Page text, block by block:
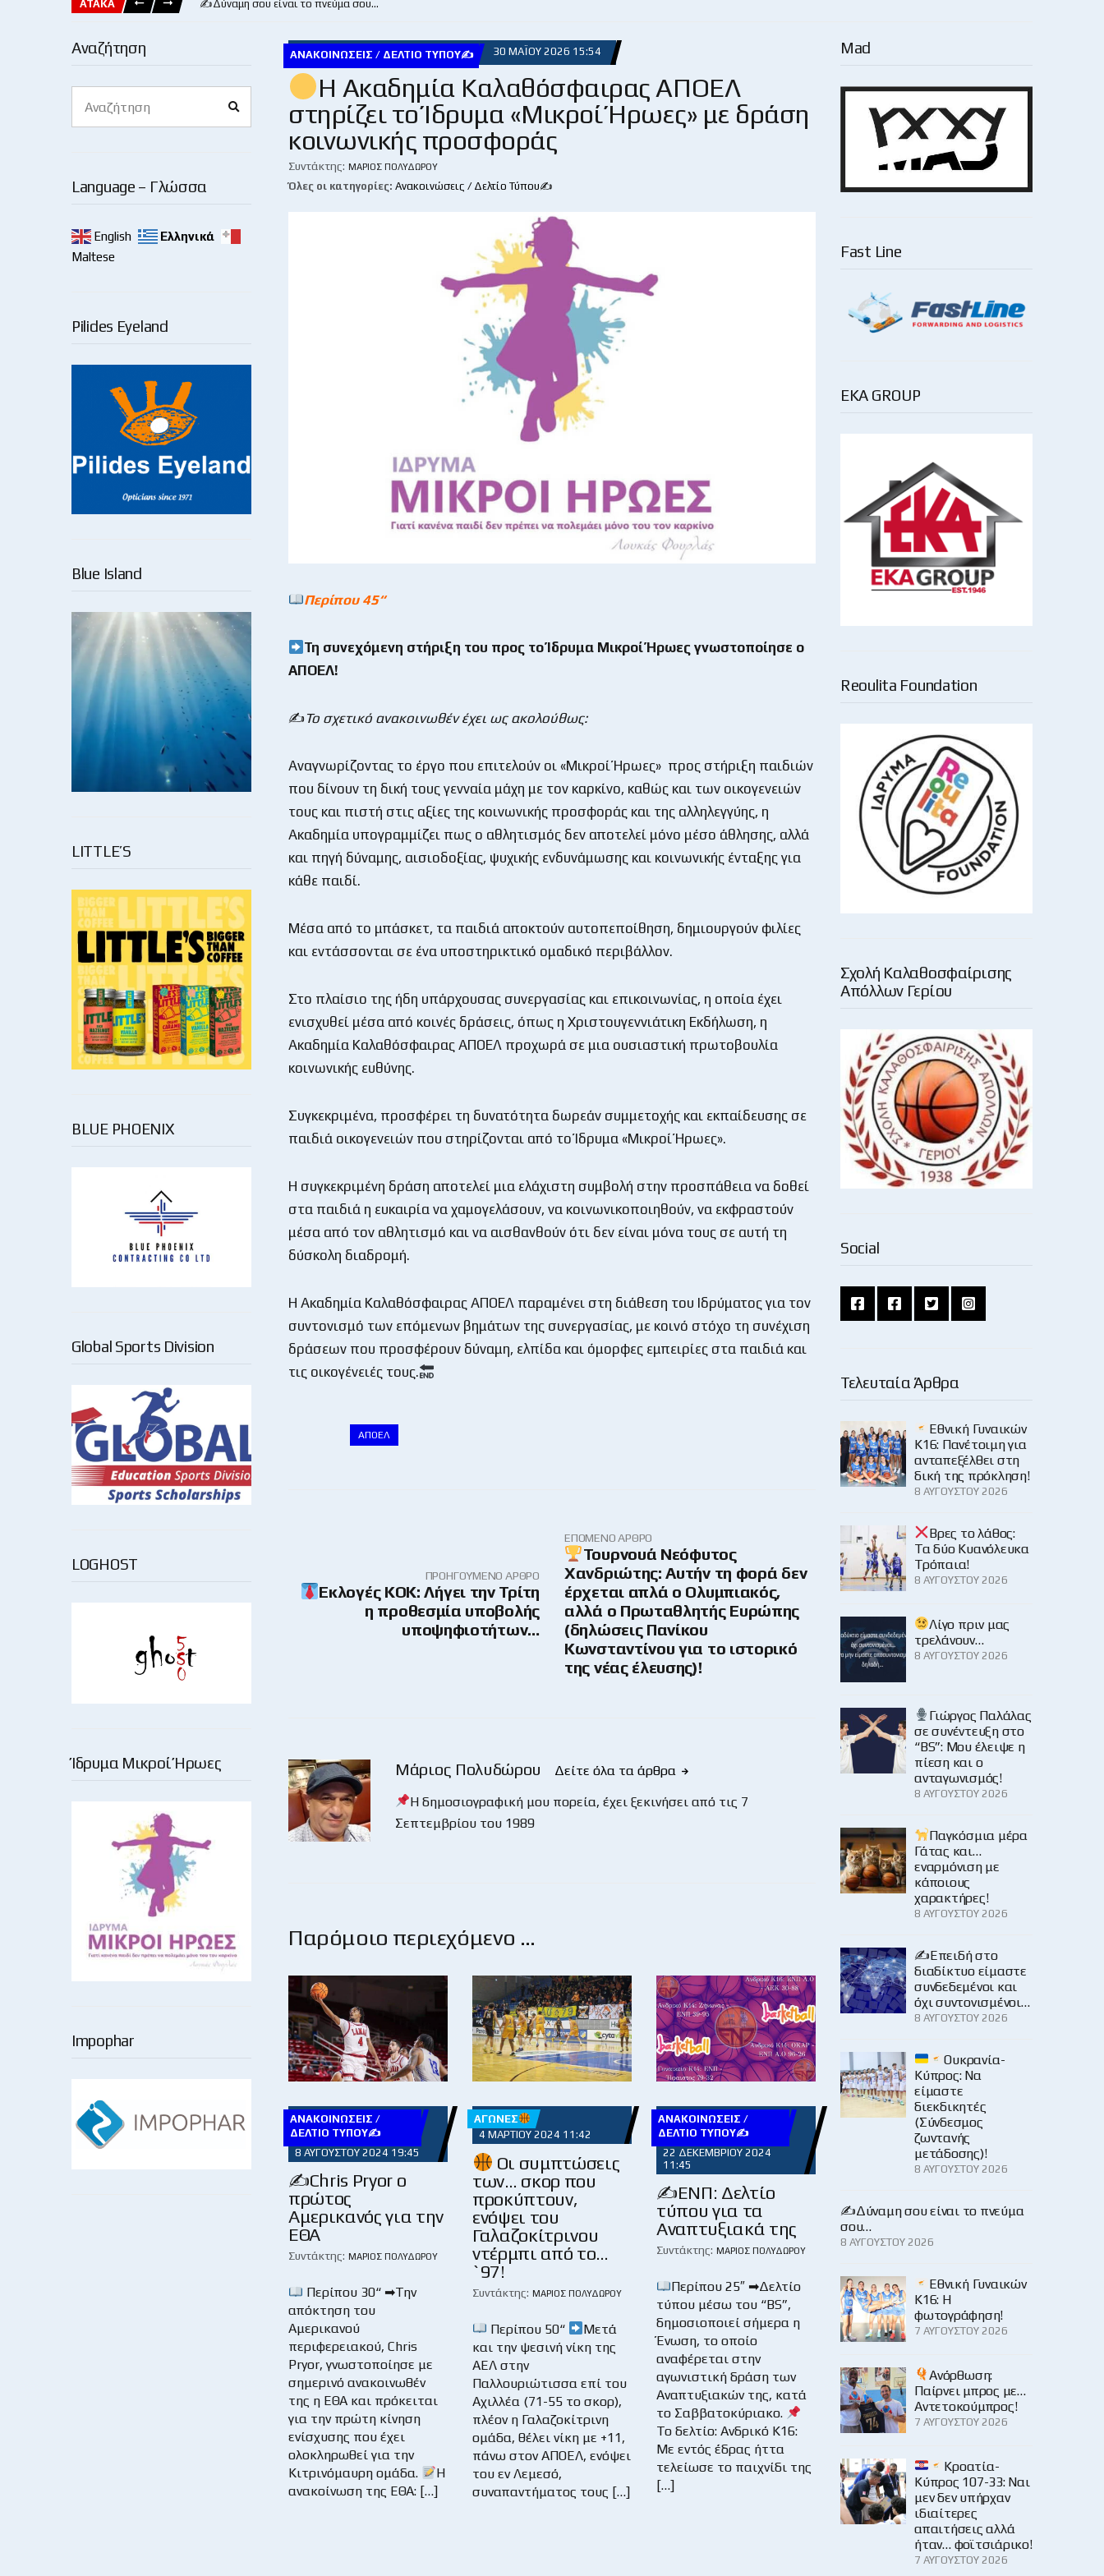
ΑΤΑΚΑ ✍️Δύναμη σου είναι το πνεύμα σου…
Αναζήτηση
for:
Language – Γλώσσα
English
Ελληνικά
Maltese
Pilides Eyeland
Blue Island
LITTLE’S
BLUE PHOENIX
Global Sports Division
LOGHOST
Ίδρυμα Μικροί Ήρωες
Impophar
ΑΝΑΚΟΙΝΏΣΕΙΣ / ΔΕΛΤΊΟ ΤΎΠΟΥ✍ 30 ΜΑΪ́ΟΥ 2026 15:54
Η Ακαδημία Καλαθόσφαιρας ΑΠΟΕΛ
στηρίζει το Ίδρυμα «Μικροί Ήρωες» με δράση
κοινωνικής προσφοράς
Συντάκτης: ΜΆΡΙΟΣ ΠΟΛΥΔΏΡΟΥ
Όλες οι κατηγορίες: Ανακοινώσεις / Δελτίο Τύπου✍
Περίπου 45“
Τη συνεχόμενη στήριξη του προς το Ίδρυμα Μικροί Ήρωες γνωστοποίησε ο
ΑΠΟΕΛ!
✍️Το σχετικό ανακοινωθέν έχει ως ακολούθως:
Αναγνωρίζοντας το έργο που επιτελούν οι «Μικροί Ήρωες» προς στήριξη παιδιών
που δίνουν τη δική τους γενναία μάχη με τον καρκίνο, καθώς και των οικογενειών
τους και πιστή στις αξίες της κοινωνικής προσφοράς και της αλληλεγγύης, η
Ακαδημία υπογραμμίζει πως ο αθλητισμός δεν αποτελεί μόνο μέσο άθλησης, αλλά
και πηγή δύναμης, αισιοδοξίας, ψυχικής ενδυνάμωσης και κοινωνικής ένταξης για
κάθε παιδί.
Μέσα από το μπάσκετ, τα παιδιά αποκτούν αυτοπεποίθηση, δημιουργούν φιλίες
και εντάσσονται σε ένα υποστηρικτικό ομαδικό περιβάλλον.
Στο πλαίσιο της ήδη υπάρχουσας συνεργασίας και επικοινωνίας, η οποία έχει
ενισχυθεί μέσα από κοινές δράσεις, όπως η Χριστουγεννιάτικη Εκδήλωση, η
Ακαδημία Καλαθόσφαιρας ΑΠΟΕΛ προχωρά σε μια ουσιαστική πρωτοβουλία
κοινωνικής ευθύνης.
Συγκεκριμένα, προσφέρει τη δυνατότητα δωρεάν συμμετοχής και εκπαίδευσης σε
παιδιά οικογενειών που στηρίζονται από το Ίδρυμα «Μικροί Ήρωες».
Η συγκεκριμένη δράση αποτελεί μια ελάχιστη συμβολή στην προσπάθεια να δοθεί
στα παιδιά η ευκαιρία να χαμογελάσουν, να κοινωνικοποιηθούν, να εκφραστούν
μέσα από τον αθλητισμό και να αισθανθούν ότι δεν είναι μόνα τους σε αυτή τη
δύσκολη διαδρομή.
Η Ακαδημία Καλαθόσφαιρας ΑΠΟΕΛ παραμένει στη διάθεση του Ιδρύματος για τον
συντονισμό των επόμενων βημάτων της συνεργασίας, με κοινό στόχο τη συνέχιση
δράσεων που προσφέρουν δύναμη, ελπίδα και όμορφες εμπειρίες στα παιδιά και
τις οικογένειές τους.
ΑΠΟΕΛ
ΠΡΟΗΓΟΎΜΕΝΟ ΆΡΘΡΟ
Εκλογές ΚΟΚ: Λήγει την Τρίτη
η προθεσμία υποβολής
υποψηφιοτήτων…
ΕΠΌΜΕΝΟ ΆΡΘΡΟ
Τουρνουά Νεόφυτος
Χανδριώτης: Αυτήν τη φορά δεν
έρχεται απλά ο Ολυμπιακός,
αλλά ο Πρωταθλητής Ευρώπης
(δηλώσεις Πανίκου
Κωνσταντίνου για το ιστορικό
της νέας έλευσης)!
Μάριος Πολυδώρου
Δείτε όλα τα άρθρα
Η δημοσιογραφική μου πορεία, έχει ξεκινήσει από τις 7
Σεπτεμβρίου του 1989
Παρόμοιο περιεχόμενο …
ΑΝΑΚΟΙΝΏΣΕΙΣ /
ΔΕΛΤΊΟ ΤΎΠΟΥ✍
8 ΑΥΓΟΎΣΤΟΥ 2024 19:45
✍Chris Pryor ο
πρώτος
Αμερικανός για την
ΕΘΑ
Συντάκτης: ΜΆΡΙΟΣ ΠΟΛΥΔΏΡΟΥ
Περίπου 30“ ➡Την
απόκτηση του
Αμερικανού
περιφερειακού, Chris
Pryor, γνωστοποίησε με
σημερινό ανακοινωθέν
της η ΕΘΑ και πρόκειται
για την πρώτη κίνηση
ενίσχυσης που έχει
ολοκληρωθεί για την
Κιτρινόμαυρη ομάδα.
Η
ανακοίνωση της ΕΘΑ: […]
ΑΓΏΝΕΣ
4 ΜΑΡΤΊΟΥ 2024 11:42
Οι συμπτώσεις
των… σκορ που
προκύπτουν,
ενόψει του
Γαλαζοκίτρινου
ντέρμπι από το…
`97!
Συντάκτης: ΜΆΡΙΟΣ ΠΟΛΥΔΏΡΟΥ
Περίπου 50“
Μετά
και την ψεσινή νίκη της
ΑΕΛ στην
Παλλουριώτισσα επί του
Αχιλλέα (71-55 το σκορ),
πλέον η Γαλαζοκίτρινη
ομάδα, θέλει νίκη με +11,
πάνω στον ΑΠΟΕΛ, ενόψει
του εν Λεμεσό,
συναπαντήματος τους […]
ΑΝΑΚΟΙΝΏΣΕΙΣ /
ΔΕΛΤΊΟ ΤΎΠΟΥ✍
22 ΔΕΚΕΜΒΡΊΟΥ 2024
11:45
✍ΕΝΠ: Δελτίο
τύπου για τα
Αναπτυξιακά της
Συντάκτης: ΜΆΡΙΟΣ ΠΟΛΥΔΏΡΟΥ
Περίπου 25″ ➡Δελτίο
τύπου μέσω του “BS”,
δημοσιοποιεί σήμερα η
Ένωση, το οποίο
αναφέρεται στην
αγωνιστική δράση των
Αναπτυξιακών της, κατά
το Σαββατοκύριακο.
Το δελτίο: Ανδρικό Κ16:
Με εντός έδρας ήττα
τελείωσε το παιχνίδι της
[…]
Mad
Fast Line
EKA GROUP
Reoulita Foundation
Σχολή Καλαθοσφαίρισης
Απόλλων Γερίου
Social
Τελευταία Άρθρα
Εθνική Γυναικών
Κ16: Πανέτοιμη για
ανταπεξέλθει στη
δική της πρόκληση!
8 ΑΥΓΟΎΣΤΟΥ 2026
Βρες το λάθος:
Τα δύο Κυανόλευκα
Τρόπαια!
8 ΑΥΓΟΎΣΤΟΥ 2026
Λίγο πριν μας
τρελάνουν…
8 ΑΥΓΟΎΣΤΟΥ 2026
Γιώργος Παλάλας
σε συνέντευξη στο
“BS”: Μου έλειψε η
πίεση και ο
ανταγωνισμός!
8 ΑΥΓΟΎΣΤΟΥ 2026
Παγκόσμια μέρα
Γάτας και…
εναρμόνιση με
κάποιους
χαρακτήρες!
8 ΑΥΓΟΎΣΤΟΥ 2026
✍️Επειδή στο
διαδίκτυο είμαστε
συνδεδεμένοι και
όχι συντονισμένοι…
8 ΑΥΓΟΎΣΤΟΥ 2026
Ουκρανία-
Κύπρος: Να
είμαστε
διεκδικητές
(Σύνδεσμος
ζωντανής
μετάδοσης)!
8 ΑΥΓΟΎΣΤΟΥ 2026
✍️Δύναμη σου είναι το πνεύμα
σου…
8 ΑΥΓΟΎΣΤΟΥ 2026
Εθνική Γυναικών
Κ16: Η
φωτογράφηση!
7 ΑΥΓΟΎΣΤΟΥ 2026
Ανόρθωση:
Παίρνει μπρος με…
Αντετοκούμπρος!
7 ΑΥΓΟΎΣΤΟΥ 2026
Κροατία-
Κύπρος 107-33: Ναι
μεν δεν υπήρχαν
ιδιαίτερες
απαιτήσεις αλλά
ήταν… φοϊτσιάρικο!
7 ΑΥΓΟΎΣΤΟΥ 2026